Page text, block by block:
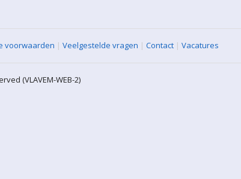
voorwaarden | Veelgestelde vragen | Contact | Vacatures
(VLAVEM-WEB-2)